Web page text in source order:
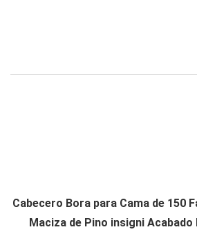
Cabecero Bora para Cama de 150
Maciza de Pino insigni